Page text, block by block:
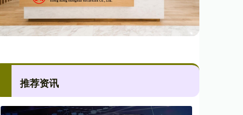
推荐资讯